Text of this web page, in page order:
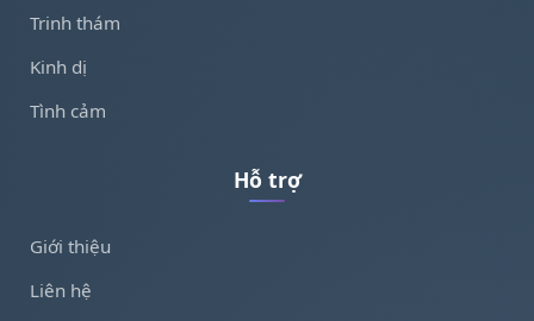
Trinh thám
Kinh dị
Tình cảm
Hỗ trợ
Giới thiệu
Liên hệ